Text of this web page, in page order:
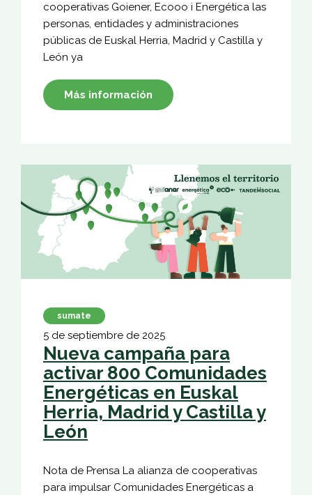
cooperativas Goiener, Ecooo i Energética las
personas, entidades y administraciones
públicas de Euskal Herria, Madrid y Castilla y
León ya
Más información
sumate
5 de septiembre de 2025
Nueva campaña para
activar 800 Comunidades
Energéticas en Euskal
Herria, Madrid y Castilla y
León
Nota de Prensa La alianza de cooperativas
para impulsar Comunidades Energéticas a